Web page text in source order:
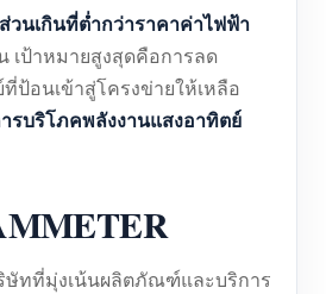
วนเกินที่ต่ำกว่าราคาค่าไฟฟ้า
เป้าหมายสูงสุดคือการลด
ป้อนเข้าสู่โครงข่ายให้เหลือ
รบริโภคพลังงานแสงอาทิตย์
ษัทที่มุ่งเน้นผลิตภัณฑ์และบริการ